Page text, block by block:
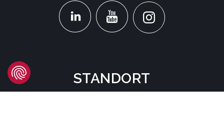
STANDORT